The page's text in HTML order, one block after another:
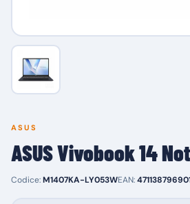
ASUS
ASUS Vivobook 14
Codice:M1407KA-LY053WEAN: